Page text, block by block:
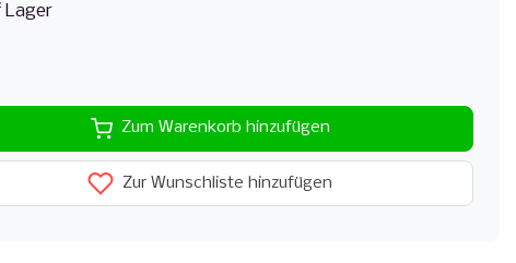
Lager
Zum Warenkorb hinzufügen
Zur Wunschliste hinzufügen